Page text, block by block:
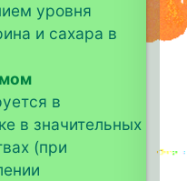
уровня
и сахара в
в
в значительных
(при